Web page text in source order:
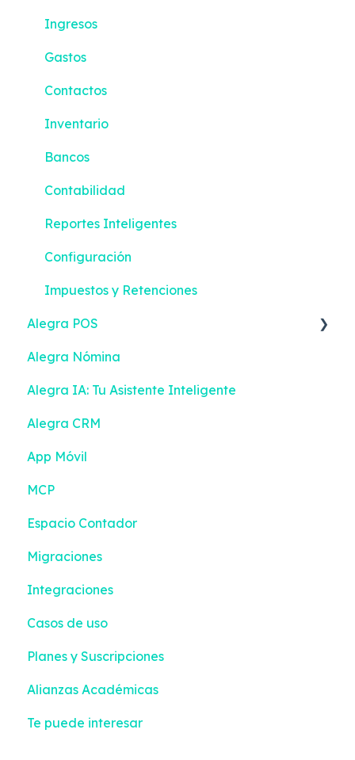
Ingresos
Gastos
Contactos
Inventario
Bancos
Contabilidad
Reportes Inteligentes
Configuración
Impuestos y Retenciones
Alegra POS
Facturar
Facturación Electrónica
Turnos
Contactos
Inventario
Configuración
Alegra Nómina
Alegra IA: Tu Asistente Inteligente
Alegra CRM
App Móvil
MCP
Espacio Contador
Migraciones
Integraciones
Casos de uso
Planes y Suscripciones
Alianzas Académicas
Te puede interesar